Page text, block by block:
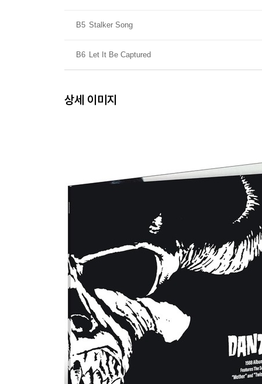
B5 Stalker Song
B6 Let It Be Captured
상세 이미지